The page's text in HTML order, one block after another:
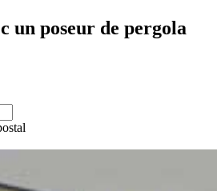
un poseur de pergola